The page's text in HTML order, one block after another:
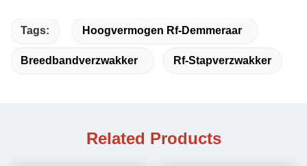
Tags: Hoogvermogen Rf-Demmeraar
Breedbandverzwakker Rf-Stapverzwakker
Related Products